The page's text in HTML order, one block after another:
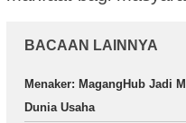
BACAAN LAINNYA
Menaker: MagangHub Jadi
Dunia Usaha